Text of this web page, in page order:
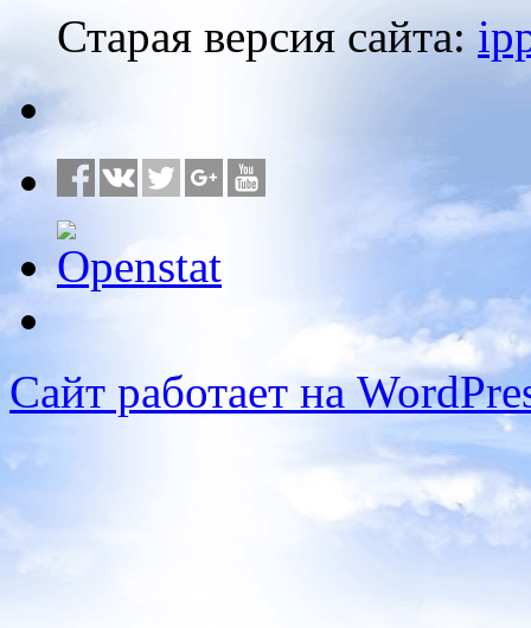
Старая версия сайта:
Сайт работает на